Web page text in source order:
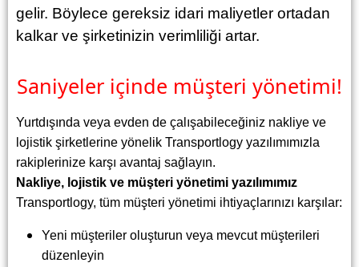
gelir. Böylece gereksiz idari maliyetler ortadan
kalkar ve şirketinizin verimliliği artar.
Saniyeler içinde müşteri yönetimi!
Yurtdışında veya evden de çalışabileceğiniz nakliye ve
lojistik şirketlerine yönelik Transportlogy yazılımımızla
rakiplerinize karşı avantaj sağlayın.
Nakliye, lojistik ve müşteri yönetimi yazılımımız
Transportlogy, tüm müşteri yönetimi ihtiyaçlarınızı karşılar:
Yeni müşteriler oluşturun veya mevcut müşterileri
düzenleyin